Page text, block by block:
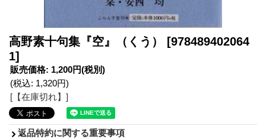
高野素十句集『空』（くう）
[978489402064
1]
販売価格: 1,200円(税別)
(税込: 1,320円)
[【在庫切れ】]
返品特約に関する重要事項